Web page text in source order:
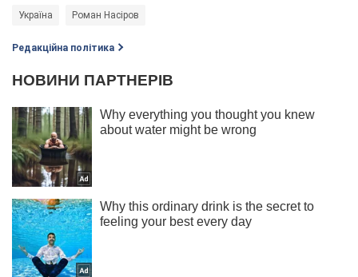
Україна Роман Насіров
Редакційна політика